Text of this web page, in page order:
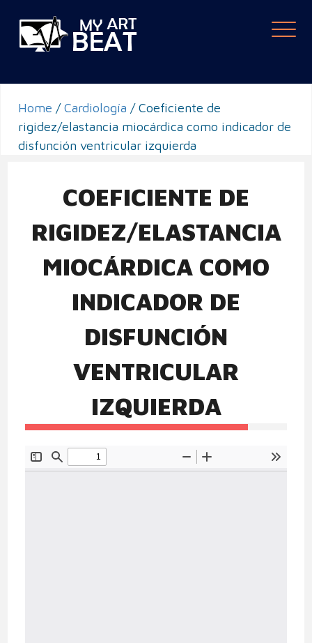
Home /Cardiología /Coeficiente de
rigidez/elastancia miocárdica como indicador de
disfunción ventricular izquierda
COEFICIENTE DE
RIGIDEZ/ELASTANCIA
MIOCÁRDICA COMO
INDICADOR DE
DISFUNCIÓN
VENTRICULAR
IZQUIERDA